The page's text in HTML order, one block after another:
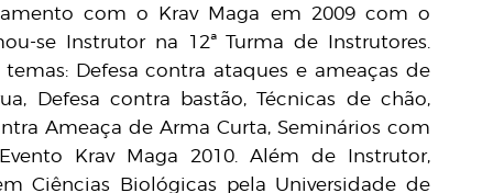
com o Krav Maga em 2009 com o
se Instrutor na 12ª Turma de Instrutores.
Defesa contra ataques e ameaças de
Defesa contra bastão, Técnicas de chão,
Ameaça de Arma Curta, Seminários com
Krav Maga 2010. Além de Instrutor,
Ciências Biológicas pela Universidade de